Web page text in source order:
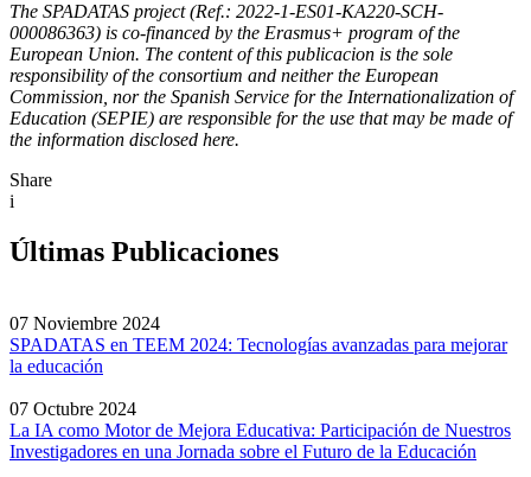
The SPADATAS project (Ref.: 2022-1-ES01-KA220-SCH-
000086363) is co-financed by the Erasmus+ program of the
European Union. The content of this publicacion is the sole
responsibility of the consortium and neither the European
Commission, nor the Spanish Service for the Internationalization of
Education (SEPIE) are responsible for the use that may be made of
the information disclosed here.
Share
i
Últimas Publicaciones
07 Noviembre 2024
SPADATAS en TEEM 2024: Tecnologías avanzadas para mejorar
la educación
07 Octubre 2024
La IA como Motor de Mejora Educativa: Participación de Nuestros
Investigadores en una Jornada sobre el Futuro de la Educación